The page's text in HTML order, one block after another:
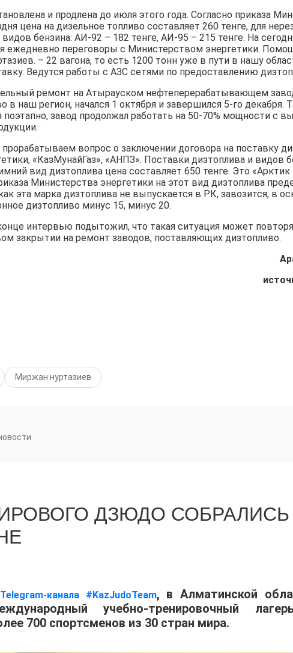
и продлена до июля этого года. Согласно приказа
цена на дизельное топливо составляет 260 тенге, для
видов бензина: АИ-92 – 182 тенге, АИ-95 – 215 тенге. На
ежедневно переговоры с Министерством энергетики.
– 22 вагона, то есть 1200 тонн уже в пути в нашу
Ведутся работы с АЗС сетями по предоставлению
ремонт на Атырауском нефтеперерабатывающем
в наш регион, начался 1 октября и завершился 5-го декабря.
поэтапно, завод продолжал работать на 50-70% мощности с
вопрос о заключении договора на поставку
«КазМунайГаз», «АНПЗ». Поставки дизтоплива и видов
вид дизтоплива цена составляет 650 тенге. Это
Министерства энергетики на этот вид дизтоплива
эта марка дизтоплива не выпускается в РК, завозится, в
дизтопливо минус 15, минус 20.
интервью подытожил, что такая ситуация может
закрытии на ремонт заводов, поставляющих дизтопливо.
Миржан нуртазиев
ДЗЮДО СОБРАЛИСЬ
Telegram-канала #KazJudoTeam, в Алматинской
учебно-тренировочный
700 спортсменов из 30 стран мира.